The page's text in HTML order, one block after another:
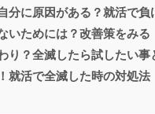
分に原因がある？就活で負
いためには？改善策をみる
り？全滅したら試したい事
就活で全滅した時の対処法